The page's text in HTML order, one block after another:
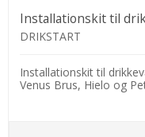
Installationskit til
DRIKSTART
Installationskit til
Venus Brus, Hielo og